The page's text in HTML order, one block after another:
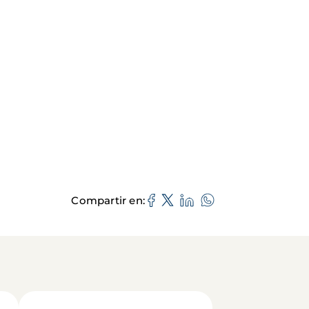
Compartir en